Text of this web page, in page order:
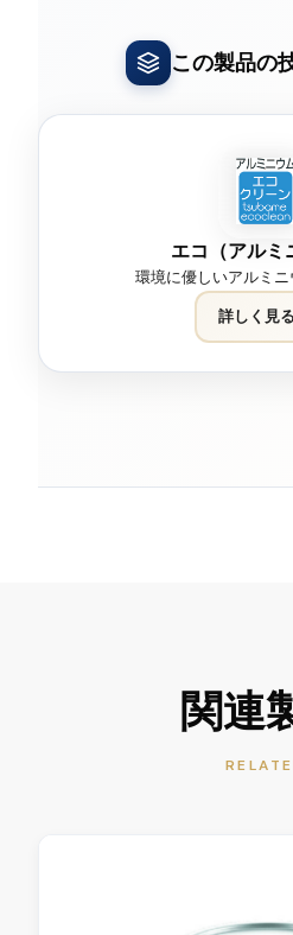
この製品の
エコ（アルミ
環境に優しいアルミニ
詳しく見る
関連